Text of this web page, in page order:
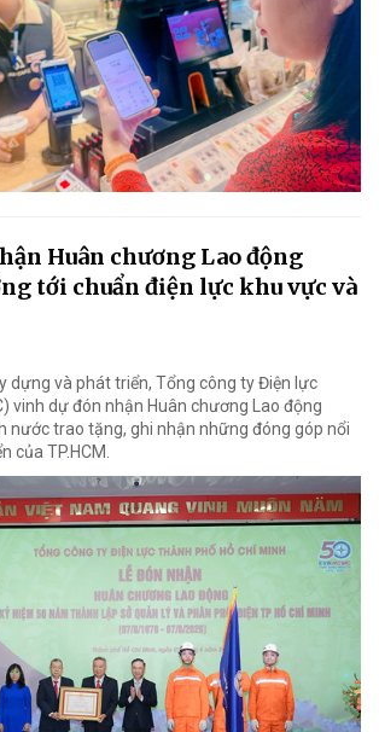
Huân chương Lao động
tới chuẩn điện lực khu vực và
dựng và phát triển, Tổng công ty Điện lực
vinh dự đón nhận Huân chương Lao động
nước trao tặng, ghi nhận những đóng góp nổi
của TP.HCM.